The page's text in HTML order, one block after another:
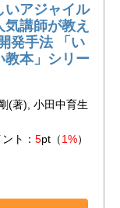
いアジャイル
講師が教え
発手法 「い
教本」シリー
(著), 小田中育生
ト： 5pt（1%）